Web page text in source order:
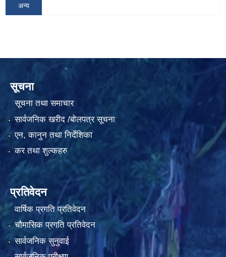
अन्य
सूचना
सूचना तथा समाचार
सार्वजनिक खरीद /बोलपत्र सूचना
एन, कानुन तथा निर्देशिका
कर तथा शुल्कहरु
प्रतिवेदन
वार्षिक प्रगति प्रतिवेदन
चौमासिक प्रगति प्रतिवेदन
सार्वजनिक सुनुवाई